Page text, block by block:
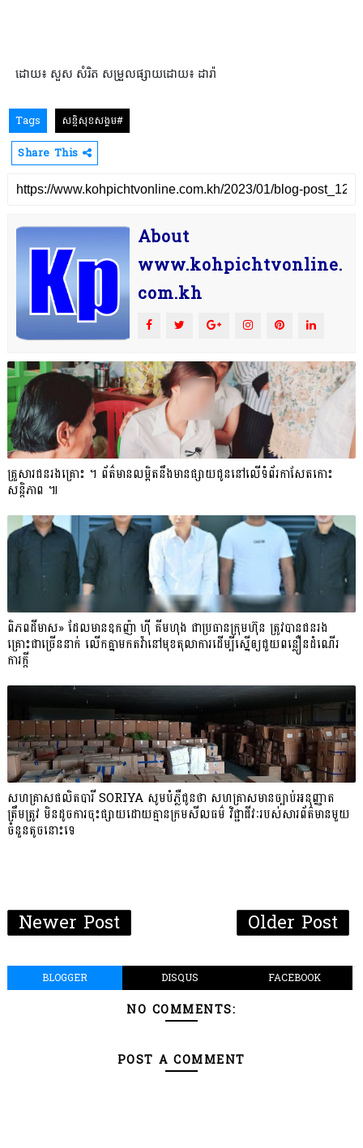
ដោយ៖ សួស សំរិត សម្រួលផ្សាយដោយ៖ ដារ៉ា
Tags
សន្តិសុខសង្គម#
Share This
About
www.kohpichtvonline.
com.kh
គ្រួសារ​ជន​រង​គ្រោះ​ ។​ ព័ត៌មានលម្អិតនឹងមានផ្សាយជូននៅលើទំព័រកាសែតកោះ
សន្តិភាព ៕​
ពិភពដីមាស» ដែលមានឧកញ៉ា ហ៊ី គីមហុង ជាប្រធានក្រុមហ៊ុន ត្រូវបានជនរង
គ្រោះជាច្រើននាក់ លើកគ្នាមកតវ៉ានៅមុខតុលាការដើម្បីស្នើឲ្យជួយពន្លឿនដំណើរ
ការក្ដី
សហគ្រាសផលិតបារី SORIYA សូមបំភ្លឺជូនថា សហគ្រាសមានច្បាប់អនុញ្ញាត
ត្រឹមត្រូវ មិនដូចការចុះផ្សាយដោយគ្មានក្រមសីលធម៌ វិជ្ជាជីវៈរបស់សារព័ត៌មានមួយ
ចំនួនតូចនោះទេ
Newer Post Older Post
BLOGGER DISQUS FACEBOOK
NO COMMENTS:
POST A COMMENT